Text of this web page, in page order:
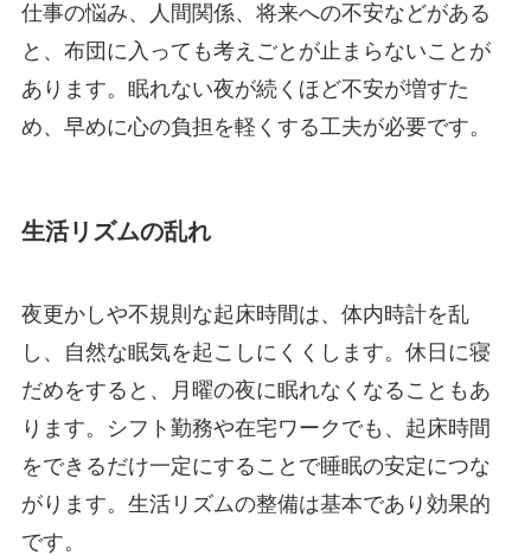
仕事の悩み、人間関係、将来への不安などがある
と、布団に入っても考えごとが止まらないことが
あります。眠れない夜が続くほど不安が増すた
め、早めに心の負担を軽くする工夫が必要です。
生活リズムの乱れ
夜更かしや不規則な起床時間は、体内時計を乱
し、自然な眠気を起こしにくくします。休日に寝
だめをすると、月曜の夜に眠れなくなることもあ
ります。シフト勤務や在宅ワークでも、起床時間
をできるだけ一定にすることで睡眠の安定につな
がります。生活リズムの整備は基本であり効果的
です。